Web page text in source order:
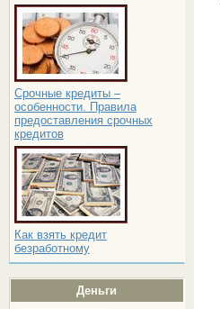
Срочные кредиты –
особенности. Правила
предоставления срочных
кредитов
Как взять кредит
безработному
Деньги